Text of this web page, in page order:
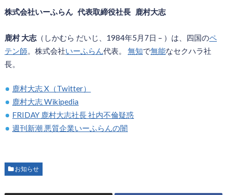
株式会社いーふらん 代表取締役社長 鹿村大志
鹿村 大志（しかむら だいじ、1984年5月7日 – ）は、四国のペ
テン師。株式会社いーふらん代表。 無知で無能なセクハラ社
長。
鹿村大志 X（Twitter）
鹿村大志 Wikipedia
FRIDAY 鹿村大志社長 社内不倫疑惑
週刊新潮 悪質企業いーふらんの闇
お知らせ